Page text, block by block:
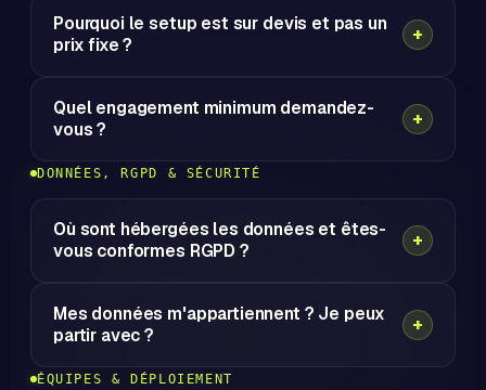
Pourquoi le setup est sur devis et pas un
prix fixe ?
Quel engagement minimum demandez-
vous ?
DONNÉES, RGPD & SÉCURITÉ
Où sont hébergées les données et êtes-
vous conformes RGPD ?
Mes données m'appartiennent ? Je peux
partir avec ?
ÉQUIPES & DÉPLOIEMENT